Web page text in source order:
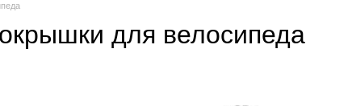
для велосипеда